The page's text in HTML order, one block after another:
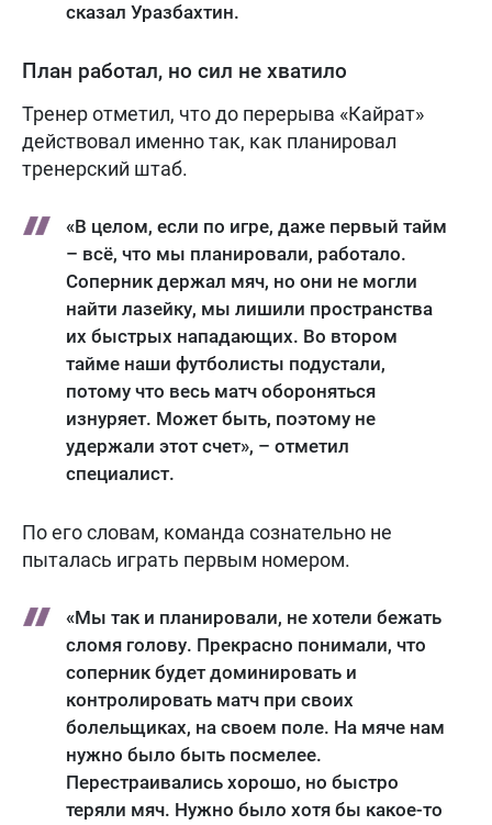
сказал Уразбахтин.
План работал, но сил не хватило
Тренер отметил, что до перерыва «Кайрат»
действовал именно так, как планировал
тренерский штаб.
«В целом, если по игре, даже первый тайм
– всё, что мы планировали, работало.
Соперник держал мяч, но они не могли
найти лазейку, мы лишили пространства
их быстрых нападающих. Во втором
тайме наши футболисты подустали,
потому что весь матч обороняться
изнуряет. Может быть, поэтому не
удержали этот счет», – отметил
специалист.
По его словам, команда сознательно не
пыталась играть первым номером.
«Мы так и планировали, не хотели бежать
сломя голову. Прекрасно понимали, что
соперник будет доминировать и
контролировать матч при своих
болельщиках, на своем поле. На мяче нам
нужно было быть посмелее.
Перестраивались хорошо, но быстро
теряли мяч. Нужно было хотя бы какое-то